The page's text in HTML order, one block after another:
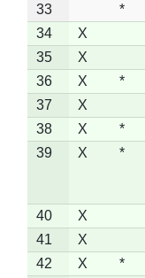
33
*
34
X
35
X
36
X *
37
X
38
X *
39
X *
40 X
41
X
42
X *